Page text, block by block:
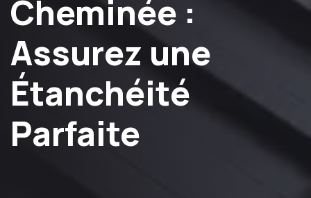
Cheminée :
Assurez une
Étanchéité
Parfaite